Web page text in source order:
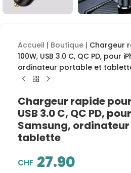
Accueil | Boutique | Chargeur
100W, USB 3.0 C, QC PD, pour
ordinateur portable et
Chargeur rapide
USB 3.0 C, QC PD,
Samsung,
tablette
CHF 27.90